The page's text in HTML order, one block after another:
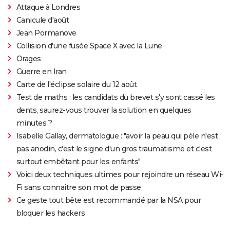
Attaque à Londres
Canicule d'août
Jean Pormanove
Collision d'une fusée Space X avec la Lune
Orages
Guerre en Iran
Carte de l'éclipse solaire du 12 août
Test de maths : les candidats du brevet s'y sont cassé les
dents, saurez-vous trouver la solution en quelques
minutes ?
Isabelle Gallay, dermatologue : "avoir la peau qui pèle n'est
pas anodin, c'est le signe d'un gros traumatisme et c'est
surtout embêtant pour les enfants"
Voici deux techniques ultimes pour rejoindre un réseau Wi-
Fi sans connaitre son mot de passe
Ce geste tout bête est recommandé par la NSA pour
bloquer les hackers